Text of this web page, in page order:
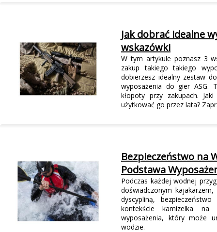
Jak dobrać idealne
wskazówki
W tym artykule poznasz 3
zakup takiego takiego
dobierzesz idealny zestaw
wyposażenia do gier ASG.
kłopoty przy zakupach.
użytkować go przez lata?
Bezpieczeństwo na
Podstawa
Podczas każdej wodnej
doświadczonym
dyscypliną,
kontekście kamizelka
wyposażenia, który może
wodzie.